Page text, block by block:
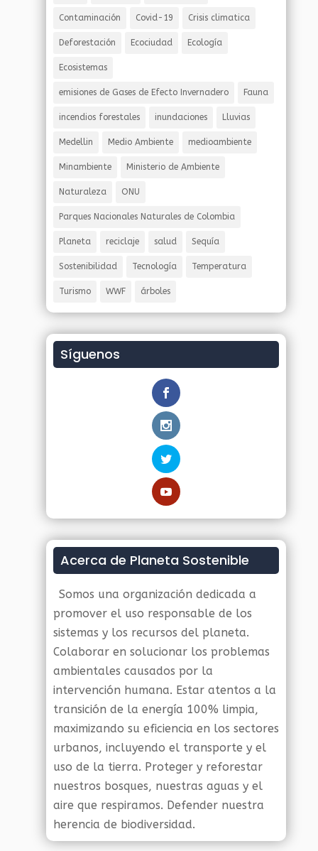
Contaminación Covid-19 Crisis climatica
Deforestación Ecociudad Ecología
Ecosistemas
emisiones de Gases de Efecto Invernadero Fauna
incendios forestales inundaciones Lluvias
Medellin Medio Ambiente medioambiente
Minambiente Ministerio de Ambiente
Naturaleza ONU
Parques Nacionales Naturales de Colombia
Planeta reciclaje salud Sequía
Sostenibilidad Tecnología Temperatura
Turismo WWF árboles
Síguenos
Acerca de Planeta Sostenible
Somos una organización dedicada a
promover el uso responsable de los
sistemas y los recursos del planeta.
Colaborar en solucionar los problemas
ambientales causados por la
intervención humana. Estar atentos a la
transición de la energía 100% limpia,
maximizando su eficiencia en los sectores
urbanos, incluyendo el transporte y el
uso de la tierra. Proteger y reforestar
nuestros bosques, nuestras aguas y el
aire que respiramos. Defender nuestra
herencia de biodiversidad.